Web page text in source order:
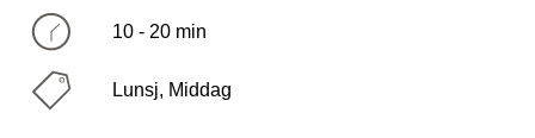
10 - 20 min
Lunsj, Middag